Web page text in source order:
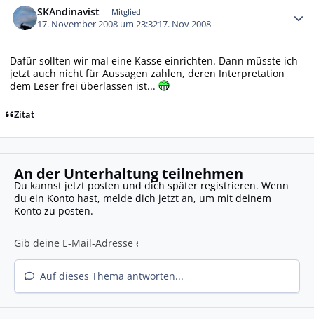
SKAndinavist Mitglied
17. November 2008 um 23:3217. Nov 2008
Dafür sollten wir mal eine Kasse einrichten. Dann müsste ich
jetzt auch nicht für Aussagen zahlen, deren Interpretation
dem Leser frei überlassen ist...
Zitat
An der Unterhaltung teilnehmen
Du kannst jetzt posten und dich später registrieren. Wenn
du ein Konto hast, melde dich jetzt an, um mit deinem
Konto zu posten.
Auf dieses Thema antworten...